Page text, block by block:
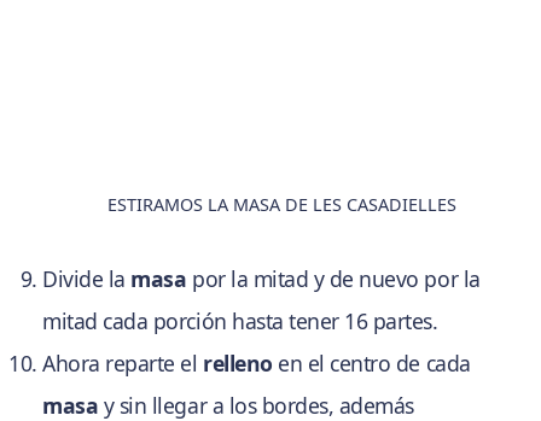
ESTIRAMOS LA MASA DE LES CASADIELLES
Divide la masa por la mitad y de nuevo por la
mitad cada porción hasta tener 16 partes.
Ahora reparte el relleno en el centro de cada
masa y sin llegar a los bordes, además